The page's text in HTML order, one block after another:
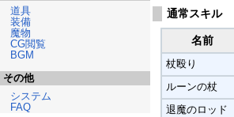
通常スキル
名前
杖殴り
ルーンの杖
退魔のロッド
道具
装備
魔物
CG閲覧
BGM
その他
システム
FAQ